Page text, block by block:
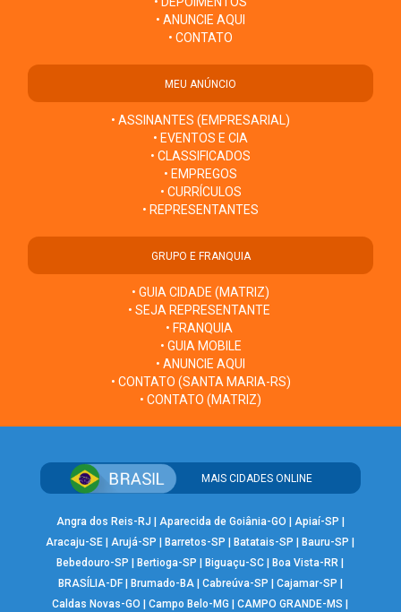
• ANUNCIE AQUI
• CONTATO
MEU ANÚNCIO
• ASSINANTES (EMPRESARIAL)
• EVENTOS E CIA
• CLASSIFICADOS
• EMPREGOS
• CURRÍCULOS
• REPRESENTANTES
GRUPO E FRANQUIA
• GUIA CIDADE (MATRIZ)
• SEJA REPRESENTANTE
• FRANQUIA
• GUIA MOBILE
• ANUNCIE AQUI
• CONTATO (SANTA MARIA-RS)
• CONTATO (MATRIZ)
MAIS CIDADES ONLINE
Angra dos Reis-RJ Aparecida de Goiânia-GO Apiaí-SP
Aracaju-SE |Arujá-SP Barretos-SP Batatais-SP Bauru-SP
Bebedouro-SP
Bertioga-SP Biguaçu-SC Boa Vista-RR
BRASÍLIA-DF| Brumado-BA| Cabreúva-SP Cajamar-SP
Caldas Novas-GO
|Campo Belo-MG |CAMPO GRANDE-MS